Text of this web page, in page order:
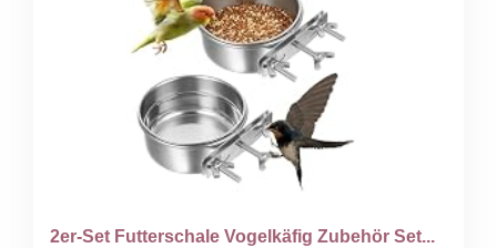
2er-Set Futterschale Vogelkäfig Zubehör Set...